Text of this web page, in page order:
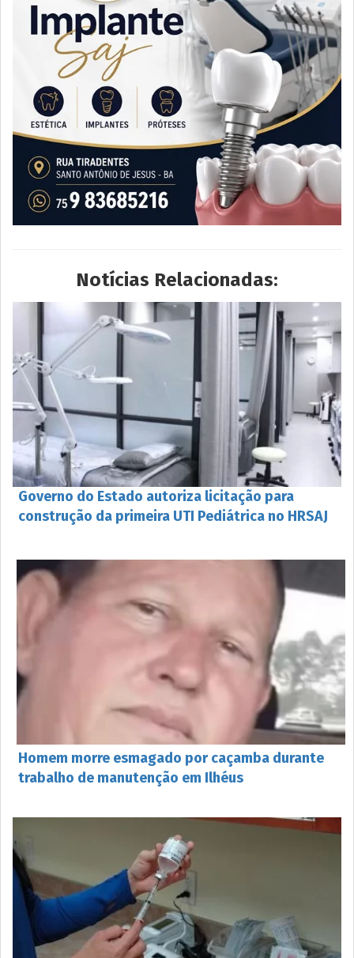
Notícias Relacionadas:
Governo do Estado autoriza licitação para
construção da primeira UTI Pediátrica no HRSAJ
Homem morre esmagado por caçamba durante
trabalho de manutenção em Ilhéus